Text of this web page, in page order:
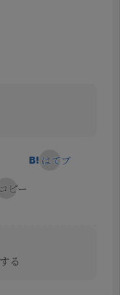
はてブ
コピー
る